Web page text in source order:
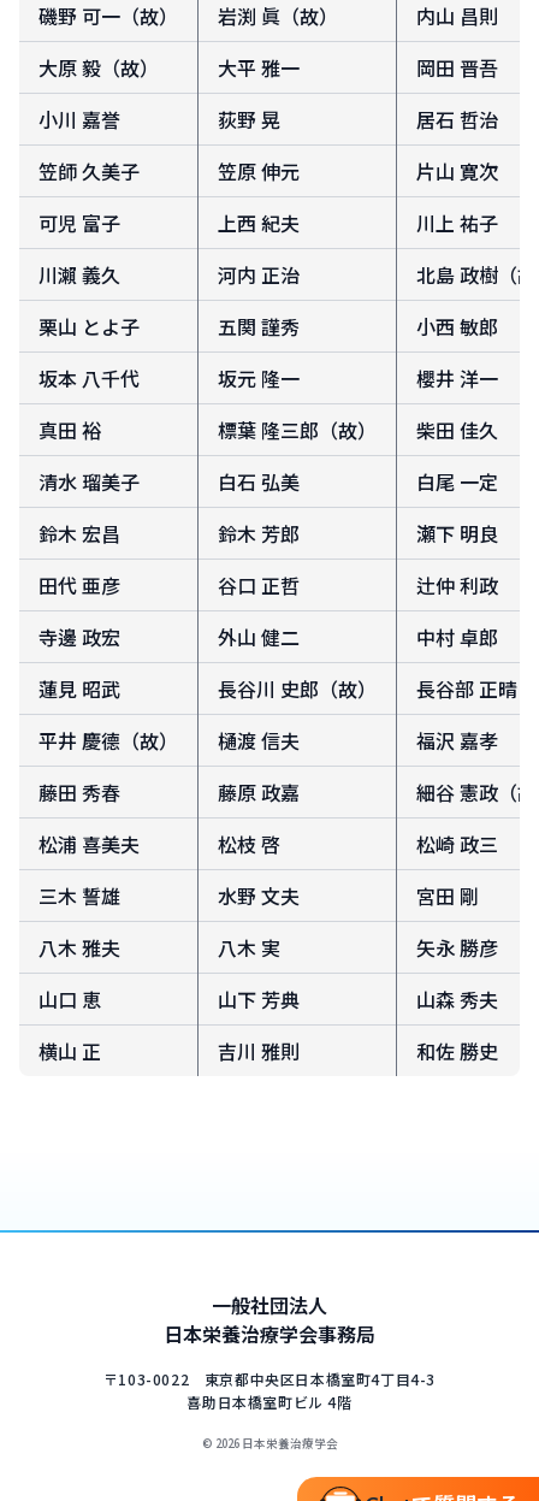
磯野 可一（故）
岩渕 眞（故）
内山 昌則
大原 毅（故）
大平 雅一
岡田 晋吾
小川 嘉誉
荻野 晃
居石 哲治
笠師 久美子
笠原 伸元
片山 寛次
可児 富子
上西 紀夫
川上 祐子
川瀨 義久
河内 正治
北島 政樹（
栗山 とよ子
五関 謹秀
小西 敏郎
坂本 八千代
坂元 隆一
櫻井 洋一
真田 裕
標葉 隆三郎（故）
柴田 佳久
清水 瑠美子
白石 弘美
白尾 一定
鈴木 宏昌
鈴木 芳郎
瀬下 明良
田代 亜彦
谷口 正哲
辻仲 利政
寺邊 政宏
外山 健二
中村 卓郎
蓮見 昭武
長谷川 史郎（故）
長谷部 正晴
平井 慶德（故）
樋渡 信夫
福沢 嘉孝
藤田 秀春
藤原 政嘉
細谷 憲政（
松浦 喜美夫
松枝 啓
松崎 政三
三木 誓雄
水野 文夫
宮田 剛
八木 雅夫
八木 実
矢永 勝彦
山口 恵
山下 芳典
山森 秀夫
横山 正
吉川 雅則 和佐 勝史
一般社団法人
日本栄養治療学会事務局
〒103-0022 東京都中央区日本橋室町4丁目4-3
喜助日本橋室町ビル 4階
© 2026日本栄養治療学会